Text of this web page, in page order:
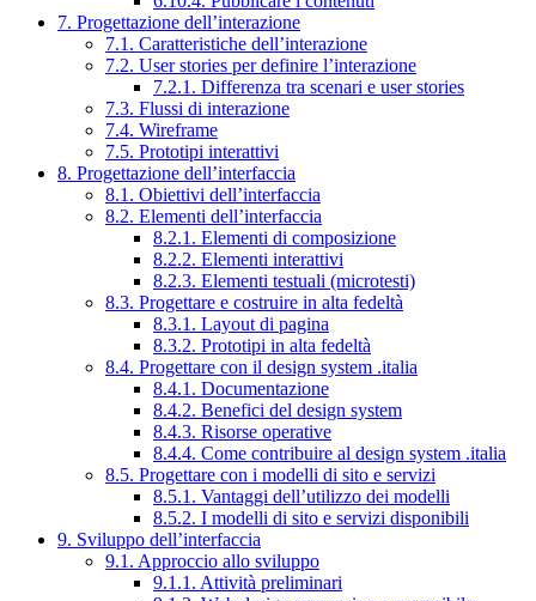
7. Progettazione dell’interazione
7.1. Caratteristiche dell’interazione
7.2. User stories per definire l’interazione
7.2.1. Differenza tra scenari e user stories
7.3. Flussi di interazione
7.4. Wireframe
7.5. Prototipi interattivi
8. Progettazione dell’interfaccia
8.1. Obiettivi dell’interfaccia
8.2. Elementi dell’interfaccia
8.2.1. Elementi di composizione
8.2.2. Elementi interattivi
8.2.3. Elementi testuali (microtesti)
8.3. Progettare e costruire in alta fedeltà
8.3.1. Layout di pagina
8.3.2. Prototipi in alta fedeltà
8.4. Progettare con il design system .italia
8.4.1. Documentazione
8.4.2. Benefici del design system
8.4.3. Risorse operative
8.4.4. Come contribuire al design system .italia
8.5. Progettare con i modelli di sito e servizi
8.5.1. Vantaggi dell’utilizzo dei modelli
8.5.2. I modelli di sito e servizi disponibili
9. Sviluppo dell’interfaccia
9.1. Approccio allo sviluppo
9.1.1. Attività preliminari